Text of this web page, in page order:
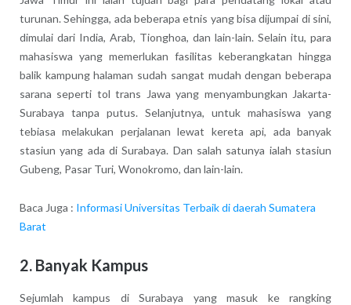
turunan. Sehingga, ada beberapa etnis yang bisa dijumpai di sini,
dimulai dari India, Arab, Tionghoa, dan lain-lain. Selain itu, para
mahasiswa yang memerlukan fasilitas keberangkatan hingga
balik kampung halaman sudah sangat mudah dengan beberapa
sarana seperti tol trans Jawa yang menyambungkan Jakarta-
Surabaya tanpa putus. Selanjutnya, untuk mahasiswa yang
tebiasa melakukan perjalanan lewat kereta api, ada banyak
stasiun yang ada di Surabaya. Dan salah satunya ialah stasiun
Gubeng, Pasar Turi, Wonokromo, dan lain-lain.
Baca Juga : Informasi Universitas Terbaik di daerah Sumatera
Barat
2. Banyak Kampus
Sejumlah kampus di Surabaya yang masuk ke rangking